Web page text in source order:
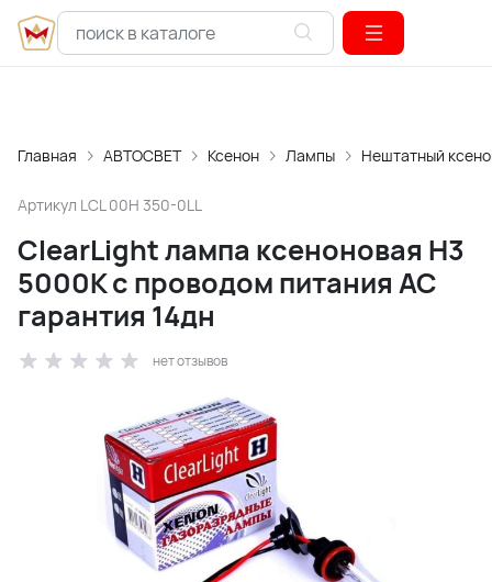
Главная АВТОСВЕТ Ксенон Лампы Нештатный
Артикул LCL 00H 350-0LL
ClearLight лампа ксеноновая H3
5000К с проводом питания АС
гарантия 14дн
нет отзывов